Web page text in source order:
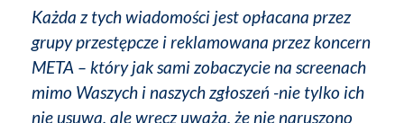
Każda z tych wiadomości jest opłacana przez
grupy przestępcze i reklamowana przez koncern
META – który jak sami zobaczycie na screenach
mimo Waszych i naszych zgłoszeń -nie tylko ich
nie usuwa, ale wręcz uważa, że nie naruszono